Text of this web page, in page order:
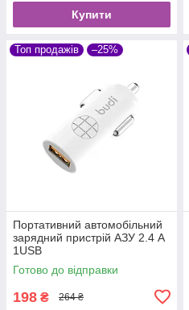
Купити
Топ продажів –25%
Портативний автомобільний
зарядний пристрій АЗУ 2.4 A
1USB
Готово до відправки
198 ₴ 264 ₴